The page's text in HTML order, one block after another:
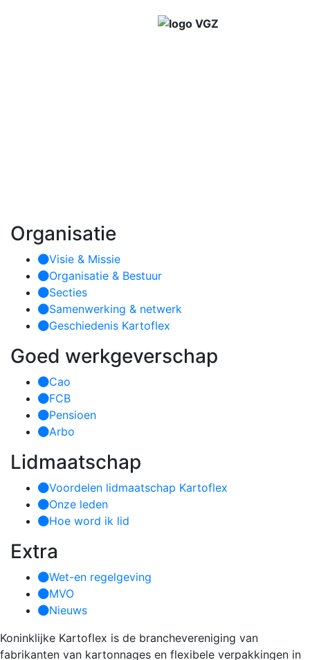
Organisatie
Visie & Missie
Organisatie & Bestuur
Secties
Samenwerking & netwerk
Geschiedenis Kartoflex
Goed werkgeverschap
Cao
FCB
Pensioen
Arbo
Lidmaatschap
Voordelen lidmaatschap Kartoflex
Onze leden
Hoe word ik lid
Extra
Wet-en regelgeving
MVO
Nieuws
Koninklijke Kartoflex is de branchevereniging van
fabrikanten van kartonnages en flexibele verpakkingen in